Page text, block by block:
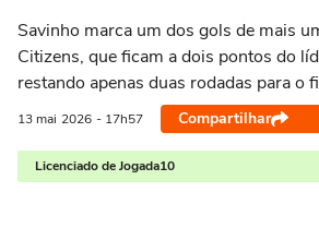
Savinho marca um dos gols de mais
Citizens, que ficam a dois pontos do
restando apenas duas rodadas para o
13 mai 2026 - 17h57 Compartilhar
Licenciado de Jogada10